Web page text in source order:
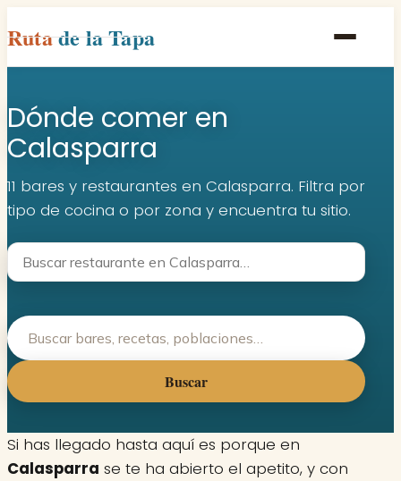
Rutade la Tapa
Inicio
Poblaciones
Rutas
Recetas
Contacto
Dónde comer en
Calasparra
11 bares y restaurantes en Calasparra. Filtra por
tipo de cocina o por zona y encuentra tu sitio.
Buscar
Si has llegado hasta aquí es porque en
Calasparra se te ha abierto el apetito, y con